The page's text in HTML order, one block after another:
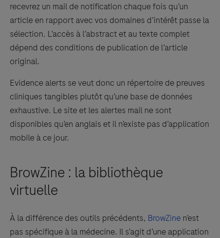
recevrez un mail de notification chaque fois qu’un
article en rapport avec vos domaines d’intérêt passe la
sélection. L’accès à l’abstract et au texte complet
dépend des conditions de publication de l’article
original.
Evidence alerts se veut donc un répertoire de preuves
cliniques tangibles plutôt qu’une base de données
exhaustive. Le site et les alertes mail ne sont
disponibles qu’en anglais et il n’existe pas d’application
mobile à ce jour.
BrowZine : la bibliothèque
virtuelle
À la différence des outils précédents, BrowZine n’est
pas spécifique à la médecine. Il s’agit d’une application